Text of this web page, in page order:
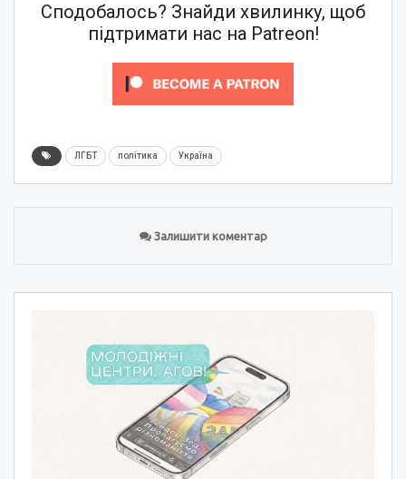
Сподобалось? Знайди хвилинку, щоб
підтримати нас на Patreon!
ЛГБТ політика Україна
Залишити коментар